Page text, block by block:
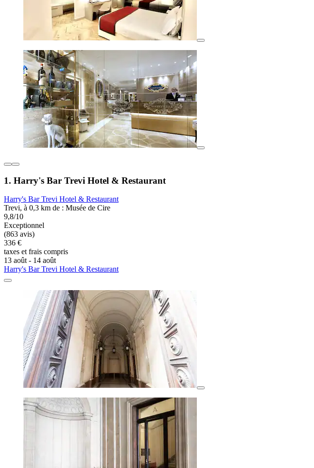
1. Harry's Bar Trevi Hotel & Restaurant
Harry's Bar Trevi Hotel & Restaurant
Trevi, à 0,3 km de : Musée de Cire
9,8/10
Exceptionnel
(863 avis)
336 €
taxes et frais compris
13 août - 14 août
Harry's Bar Trevi Hotel & Restaurant